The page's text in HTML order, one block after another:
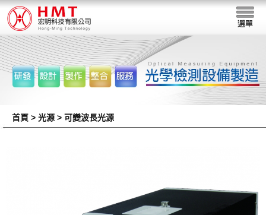
首頁 > 光源 > 可變波長光源